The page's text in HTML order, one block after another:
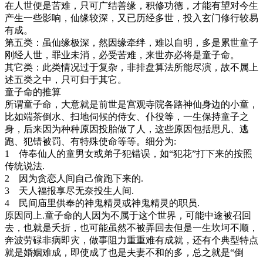
在人世便是苦难，只可广结善缘，积修功德，才能有望对今生
产生一些影响，仙缘较深，又已历经多世，投入玄门修行较易
有成。
第五类： 虽仙缘极深，然因缘牵绊，难以自明，多是累世童子
刚经人世，罪业未消，必受苦难，来世亦必将是童子命。
其它类： 此类情况过于复杂，非排盘算法所能尽演，故不属上
述五类之中，只可归于其它。
童子命的推算
所谓童子命，大意就是前世是宫观寺院各路神仙身边的小童，
比如端茶倒水、扫地伺候的侍女、仆役等，一生保持童子之
身，后来因为种种原因投胎做了人，这些原因包括思凡、逃
跑、犯错被罚、有特殊使命等等。细分为:
1 侍奉仙人的童男女或弟子犯错误，如“犯花”打下来的按照
传统说法.
2 因为贪恋人间自己偷跑下来的.
3 天人福报享尽无奈投生人间.
4 民间庙里供奉的神鬼精灵或神鬼精灵的职员.
原因同上.童子命的人因为不属于这个世界，可能中途被召回
去，也就是夭折，也可能虽然不被弄回去但是一生坎坷不顺，
奔波劳碌非病即灾，做事阻力重重难有成就，还有个典型特点
就是婚姻难成，即使成了也是夫妻不和的多，总之就是“倒